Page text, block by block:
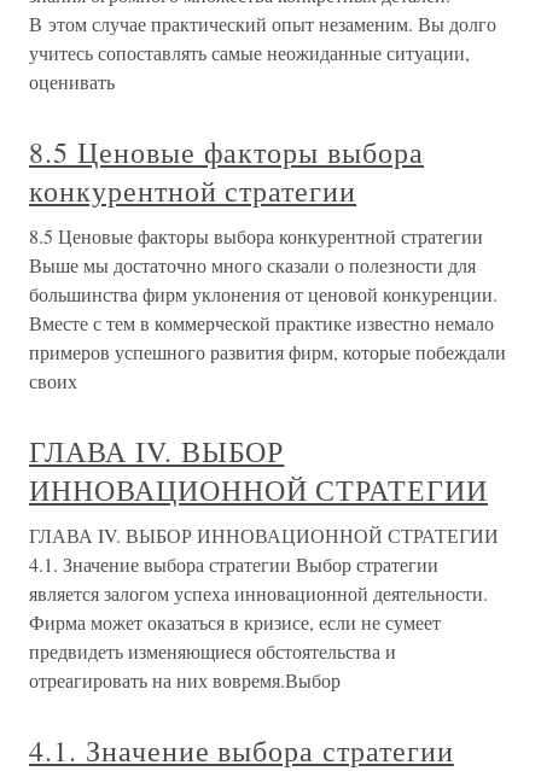
В этом случае практический опыт незаменим. Вы долго
учитесь сопоставлять самые неожиданные ситуации,
оценивать
8.5 Ценовые факторы выбора
конкурентной стратегии
8.5 Ценовые факторы выбора конкурентной стратегии
Выше мы достаточно много сказали о полезности для
большинства фирм уклонения от ценовой конкуренции.
Вместе с тем в коммерческой практике известно немало
примеров успешного развития фирм, которые побеждали
своих
ГЛАВА IV. ВЫБОР
ИННОВАЦИОННОЙ СТРАТЕГИИ
ГЛАВА IV. ВЫБОР ИННОВАЦИОННОЙ СТРАТЕГИИ
4.1. Значение выбора стратегии Выбор стратегии
является залогом успеха инновационной деятельности.
Фирма может оказаться в кризисе, если не сумеет
предвидеть изменяющиеся обстоятельства и
отреагировать на них вовремя.Выбор
4.1. Значение выбора стратегии